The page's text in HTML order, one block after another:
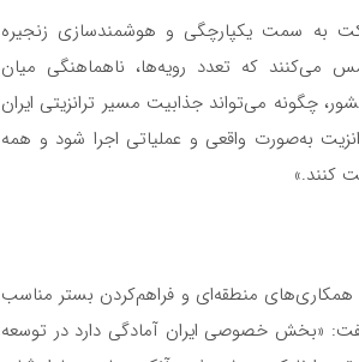
به سمت یکپارچگی و هوشمندسازی زنجیره
که تعدد رویه‌ها، ناهماهنگی میان
چگونه می‌تواند جذابیت مسیر ترانزیتی ایران
به‌صورت واقعی و عملیاتی اجرا شود و همه
کنند.»
منطقه‌ای و فراهم‌کردن بستر مناسب
گفت: «بخش خصوصی ایران آمادگی دارد در توسعه